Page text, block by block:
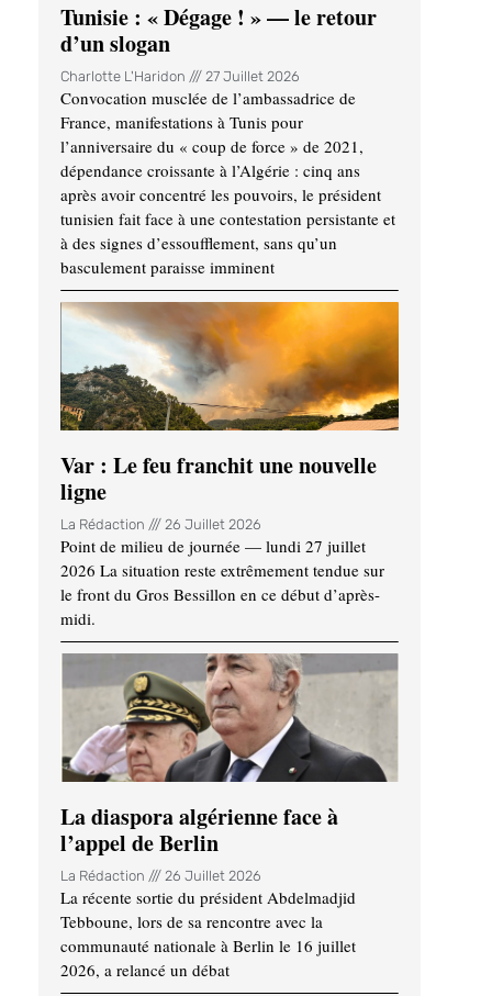
Tunisie : « Dégage ! » — le retour
d’un slogan
Charlotte L'Haridon 27 Juillet 2026
Convocation musclée de l’ambassadrice de
France, manifestations à Tunis pour
l’anniversaire du « coup de force » de 2021,
dépendance croissante à l’Algérie : cinq ans
après avoir concentré les pouvoirs, le président
tunisien fait face à une contestation persistante et
à des signes d’essoufflement, sans qu’un
basculement paraisse imminent
Var : Le feu franchit une nouvelle
ligne
La Rédaction 26 Juillet 2026
Point de milieu de journée — lundi 27 juillet
2026 La situation reste extrêmement tendue sur
le front du Gros Bessillon en ce début d’après-
midi.
La diaspora algérienne face à
l’appel de Berlin
La Rédaction 26 Juillet 2026
La récente sortie du président Abdelmadjid
Tebboune, lors de sa rencontre avec la
communauté nationale à Berlin le 16 juillet
2026, a relancé un débat